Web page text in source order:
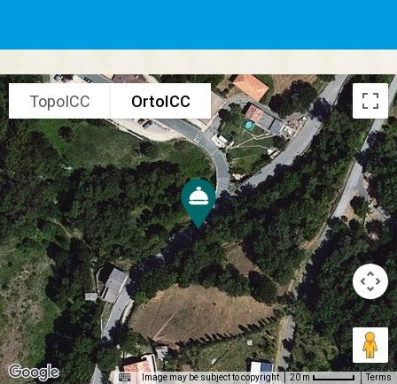
TopoICC OrtoICC
Image may be subject to copyright 20 m Terms